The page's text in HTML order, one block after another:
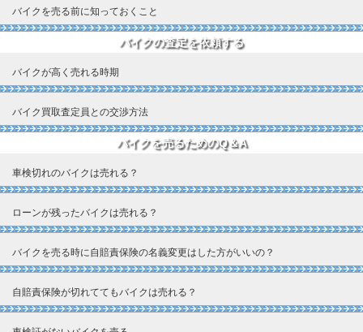
バイクを売る前に知っておくこと
バイクの査定を依頼する
バイクが高く売れる時期
バイク買取査定員との交渉方法
バイクを売るためのQ＆A
車検切れのバイクは売れる？
ローンが残ったバイクは売れる？
バイクを売る時に自賠責保険の名義変更はした方がいいの？
自賠責保険が切れててもバイクは売れる？